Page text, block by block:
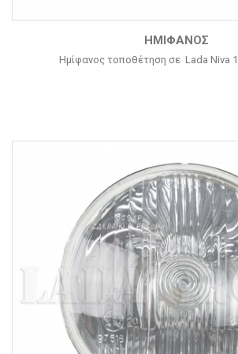
ΗΜΊΦΑΝΟΣ
Ημίφανος τοποθέτηση σε Lada Niva